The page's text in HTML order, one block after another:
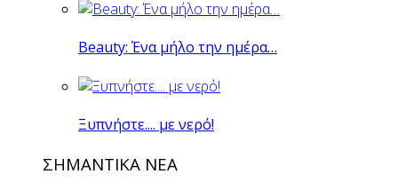
Beauty: Ένα μήλο την ημέρα…
Ξυπνήστε.... με νερό!
ΣΗΜΑΝΤΙΚΑ ΝΕΑ